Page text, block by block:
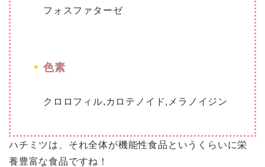
フォスファターゼ
色素
クロロフィル,カロテノイド,メラノイジン
ハチミツは、それ全体が機能性食品というくらいに栄
養豊富な食品ですね！